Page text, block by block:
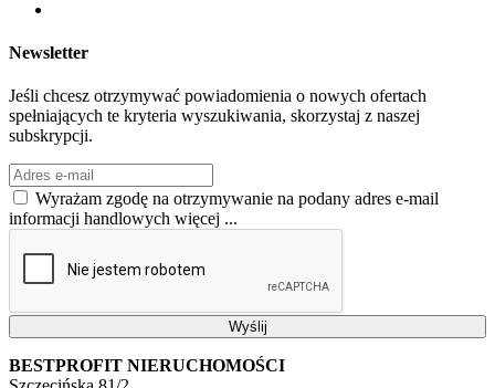
Newsletter
Jeśli chcesz otrzymywać powiadomienia o nowych ofertach
spełniających te kryteria wyszukiwania, skorzystaj z naszej
subskrypcji.
Wyrażam zgodę na otrzymywanie na podany adres e-mail
informacji handlowych więcej ...
Wyślij
BESTPROFIT NIERUCHOMOŚCI